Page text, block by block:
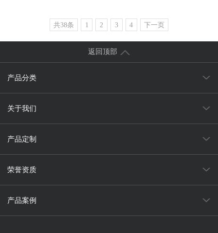
共38条 1 2 3 4 下一页
返回顶部
产品分类
关于我们
产品定制
荣誉资质
产品案例